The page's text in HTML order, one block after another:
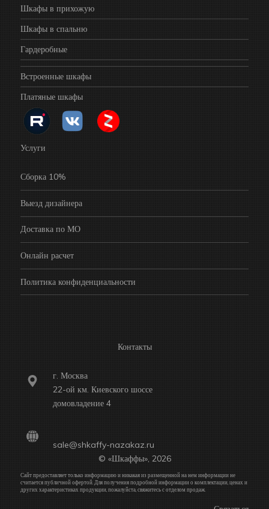
Шкафы в прихожую
Шкафы в спальню
Гардеробные
Встроенные шкафы
Платяные шкафы
Услуги
Сборка 10%
Выезд дизайнера
Доставка по МО
Онлайн расчет
Политика конфиденциальности
Контакты
г. Москва
22-ой км. Киевского шоссе
домовладение 4
sale@shkaffy-nazakaz.ru
© «Шкаффы», 2026
Сайт предоставляет только информацию и никакая из размещенной на нем информации не
считается публичной офертой. Для получения подробной информации о комплектации, ценах и
других характеристиках продукции, пожалуйста, свяжитесь с отделом продаж.